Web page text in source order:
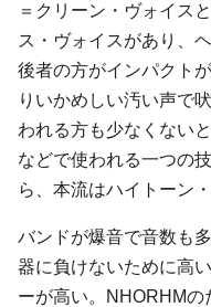
＝クリーン・ヴォイス
ス・ヴォイスがあり、
後者の方がインパクト
りいかめしい汚い声で
われる方も少なくない
などで使われる一つの
ら、本流はハイトーン
バンドが爆音で音数も
器に負けないために高
ーが高い。NHORHM